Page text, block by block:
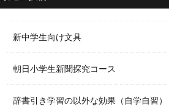
新中学生向け文具
朝日小学生新聞探究コース
辞書引き学習の以外な効果（自学自習）